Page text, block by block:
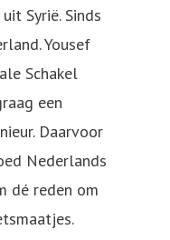
Syrië. Sinds
Yousef
Schakel
een
Daarvoor
Nederlands
dé reden om